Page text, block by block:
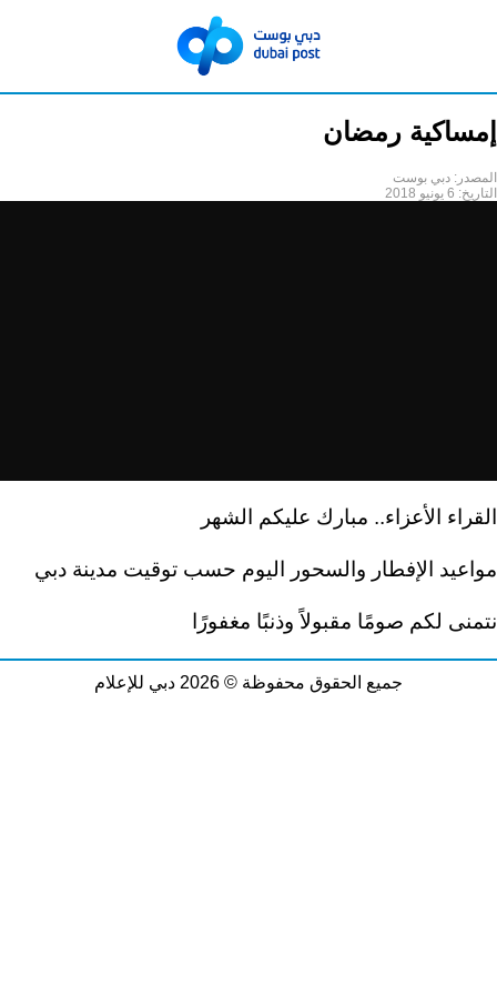
إمساكية رمضان
المصدر: دبي بوست
التاريخ: 6 يونيو 2018
القراء الأعزاء.. مبارك عليكم الشهر
مواعيد الإفطار والسحور اليوم حسب توقيت مدينة دبي
نتمنى لكم صومًا مقبولاً وذنبًا مغفورًا
جميع الحقوق محفوظة © 2026 دبي للإعلام